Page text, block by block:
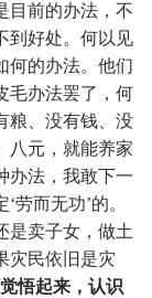
目前的办法，不
到好处。何以见
何的办法。他们
毛办法罢了，何
粮、没有钱、没
八元，就能养家
办法，我敢下一
劳而无功’的。
是卖子女，做土
灾民依旧是灾
悟起来，认识